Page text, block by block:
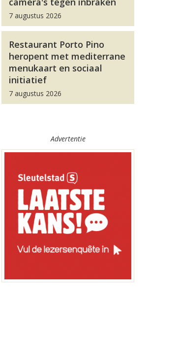
7 augustus 2026
Restaurant Porto Pino
heropent met mediterrane
menukaart en sociaal
initiatief
7 augustus 2026
Advertentie